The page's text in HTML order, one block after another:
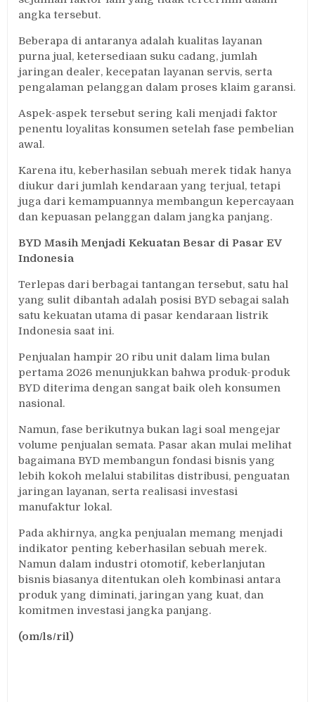
angka tersebut.
Beberapa di antaranya adalah kualitas layanan
purna jual, ketersediaan suku cadang, jumlah
jaringan dealer, kecepatan layanan servis, serta
pengalaman pelanggan dalam proses klaim garansi.
Aspek-aspek tersebut sering kali menjadi faktor
penentu loyalitas konsumen setelah fase pembelian
awal.
Karena itu, keberhasilan sebuah merek tidak hanya
diukur dari jumlah kendaraan yang terjual, tetapi
juga dari kemampuannya membangun kepercayaan
dan kepuasan pelanggan dalam jangka panjang.
BYD Masih Menjadi Kekuatan Besar di Pasar EV
Indonesia
Terlepas dari berbagai tantangan tersebut, satu hal
yang sulit dibantah adalah posisi BYD sebagai salah
satu kekuatan utama di pasar kendaraan listrik
Indonesia saat ini.
Penjualan hampir 20 ribu unit dalam lima bulan
pertama 2026 menunjukkan bahwa produk-produk
BYD diterima dengan sangat baik oleh konsumen
nasional.
Namun, fase berikutnya bukan lagi soal mengejar
volume penjualan semata. Pasar akan mulai melihat
bagaimana BYD membangun fondasi bisnis yang
lebih kokoh melalui stabilitas distribusi, penguatan
jaringan layanan, serta realisasi investasi
manufaktur lokal.
Pada akhirnya, angka penjualan memang menjadi
indikator penting keberhasilan sebuah merek.
Namun dalam industri otomotif, keberlanjutan
bisnis biasanya ditentukan oleh kombinasi antara
produk yang diminati, jaringan yang kuat, dan
komitmen investasi jangka panjang.
(om/ls/ril)